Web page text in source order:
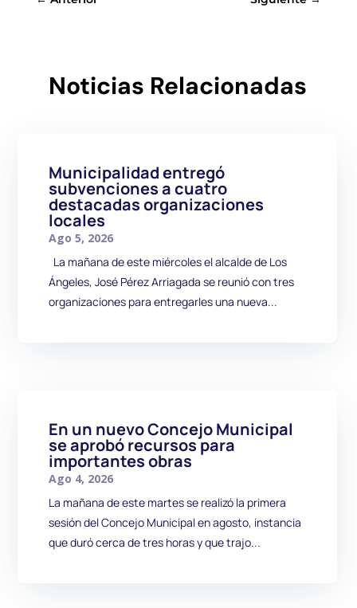
Noticias Relacionadas
Municipalidad entregó
subvenciones a cuatro
destacadas organizaciones
locales
Ago 5, 2026
La mañana de este miércoles el alcalde de Los
Ángeles, José Pérez Arriagada se reunió con tres
organizaciones para entregarles una nueva...
En un nuevo Concejo Municipal
se aprobó recursos para
importantes obras
Ago 4, 2026
La mañana de este martes se realizó la primera
sesión del Concejo Municipal en agosto, instancia
que duró cerca de tres horas y que trajo...